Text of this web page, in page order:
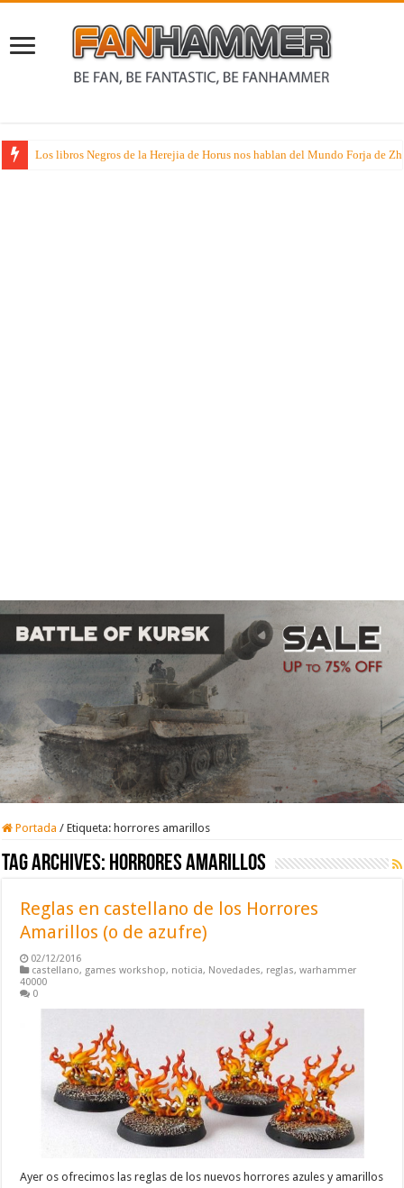
Rumores sobre dos juegos de especialista muy esperados que suenan
Portada / Etiqueta: horrores amarillos
Tag Archives: horrores amarillos
Reglas en castellano de los Horrores
Amarillos (o de azufre)
02/12/2016
castellano, games workshop, noticia, Novedades, reglas,warhammer
40000
0
Ayer os ofrecimos las reglas de los nuevos horrores azules y amarillos